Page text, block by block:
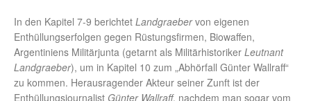
In den Kapitel 7-9 berichtet Landgraebervon eigenen
Enthüllungserfolgen gegen Rüstungsfirmen, Biowaffen,
Argentiniens Militärjunta (getarnt als Militärhistoriker Leutnant
Landgraeber), um in Kapitel 10 zum „Abhörfall Günter Wallraff“
zu kommen. Herausragender Akteur seiner Zunft ist der
Enthüllungsjournalist Günter Wallraff, nachdem man sogar vom